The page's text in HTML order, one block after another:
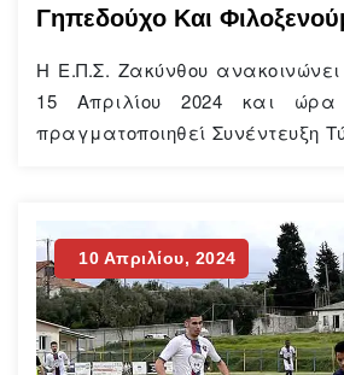
Γηπεδούχο Και
Η Ε.Π.Σ. Ζακύνθου ανακοινώνει
15 Απριλίου 2024 και
πραγματοποιηθεί Συνέντευξη
“Ζακυνθίων Ολυμπιονικών”.
ΑΠΣ Ζάκυνθος 1961 και Α.Ο.
θα εκπροσωπηθούν από τους
και έναν ποδοσφαιριστή.…
10 Απριλίου, 2024